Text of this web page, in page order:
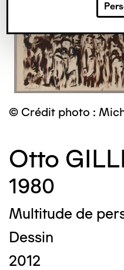
© Crédit photo :
Otto GILLI
1980
Multitude de
Dessin
2012